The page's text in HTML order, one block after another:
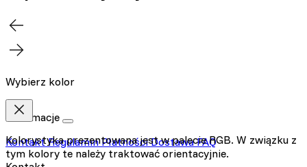
Wybierz kolor
Kolorystyka prezentowana jest w palecie RGB. W związku z
tym kolory te należy traktować orientacyjnie.
Informacje
KontaktRegulaminPłatnościDostawaFAQ